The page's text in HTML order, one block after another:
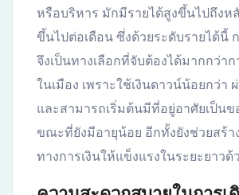
หรือบริหาร มักมีรายได้สูงขึ้นไปถึงห
ขึ้นไปต่อเดือน ซึ่งด้วยระดับรายได้นี้
จึงเป็นทางเลือกที่จับต้องได้มากกว่า
ในเมือง เพราะใช้เงินดาวน์น้อยกว่า
และสามารถเริ่มต้นมีที่อยู่อาศัยเป็นข
ขณะที่ยังมีอายุน้อย อีกทั้งยังช่วยสร้า
ทางการเงินให้แข็งแรงในระยะยาวด้